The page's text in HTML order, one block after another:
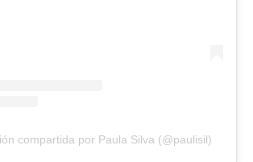
compartida por Paula Silva (@paulisil)